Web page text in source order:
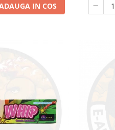
IN COS